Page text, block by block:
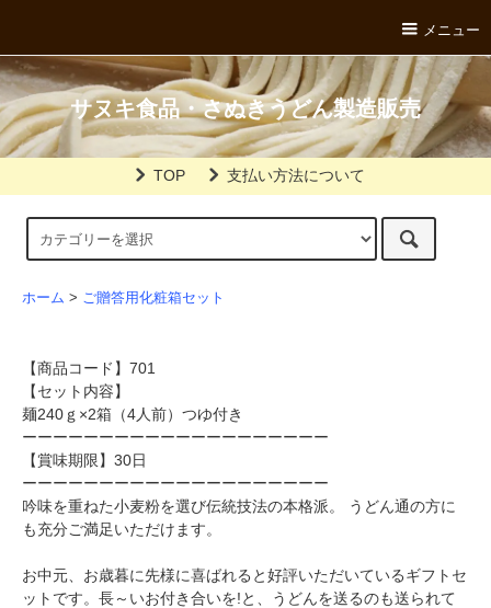
メニュー
サヌキ食品・さぬきうどん製造販売
TOP 支払い方法について
ホーム > ご贈答用化粧箱セット
【商品コード】701
【セット内容】
麺240ｇ×2箱（4人前）つゆ付き
ーーーーーーーーーーーーーーーーーーーー
【賞味期限】30日
ーーーーーーーーーーーーーーーーーーーー
吟味を重ねた小麦粉を選び伝統技法の本格派。 うどん通の方に
も充分ご満足いただけます。
お中元、お歳暮に先様に喜ばれると好評いただいているギフトセ
ットです。長～いお付き合いを!と、うどんを送るのも送られて